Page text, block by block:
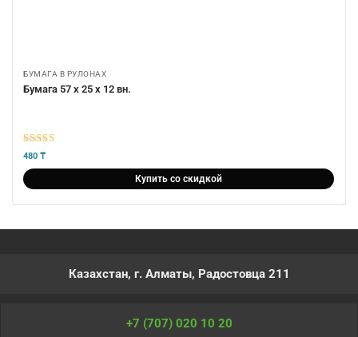
БУМАГА В РУЛОНАХ
Бумага 57 х 25 х 12 вн.
5из 5
480 ₸
Купить со скидкой
Казахстан, г. Алматы, Радостовца 211
+7 (707) 020 10 20